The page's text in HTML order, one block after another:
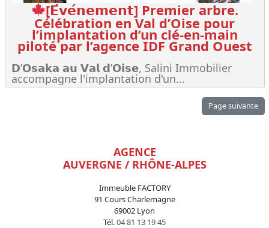
[𝗘́𝘃𝗲́𝗻𝗲𝗺𝗲𝗻𝘁] Premier arbre.
Célébration en Val d’Oise pour
l’implantation d’un clé-en-main
piloté par l’agence IDF Grand Ouest
𝗗’𝗢𝘀𝗮𝗸𝗮 𝗮𝘂 𝗩𝗮𝗹 𝗱’𝗢𝗶𝘀𝗲, Salini Immobilier
accompagne l'implantation d'un...
Page suivante
AGENCE
AUVERGNE / RHÔNE-ALPES
Immeuble FACTORY
91 Cours Charlemagne
69002 Lyon
Tél.04 81 13 19 45